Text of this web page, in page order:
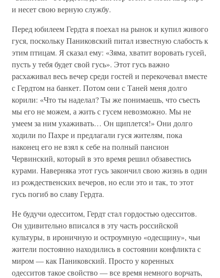
и несет свою верную службу.
Перед юбилеем Гердта я поехал на рынок и купил живого
гуся, поскольку Паниковский питал известную слабость к
этим птицам. Я сказал ему: «Зяма, хватит воровать гусей,
пусть у тебя будет свой гусь». Этот гусь важно
расхаживал весь вечер среди гостей и перекочевал вместе
с Гердтом на банкет. Потом они с Таней меня долго
корили: «Что ты наделал? Ты же понимаешь, что съесть
мы его не можем, а жить с гусем невозможно. Мы не
умеем за ним ухаживать… Он щиплется!» Они долго
ходили по Пахре и предлагали гуся жителям, пока
наконец его не взял к себе на полный пансион
Червинский, который в это время решил обзавестись
курами. Наверняка этот гусь закончил свою жизнь в один
из рождественских вечеров, но если это и так, то этот
гусь погиб во славу Гердта.
Не будучи одесситом, Гердт стал гордостью одесситов.
Он удивительно вписался в эту часть российской
культуры, в ироничную и остроумную «одесщину», чьи
жители постоянно находились в состоянии конфликта с
миром — как Паниковский. Просто у коренных
одесситов такое свойство — все время немного ворчать,